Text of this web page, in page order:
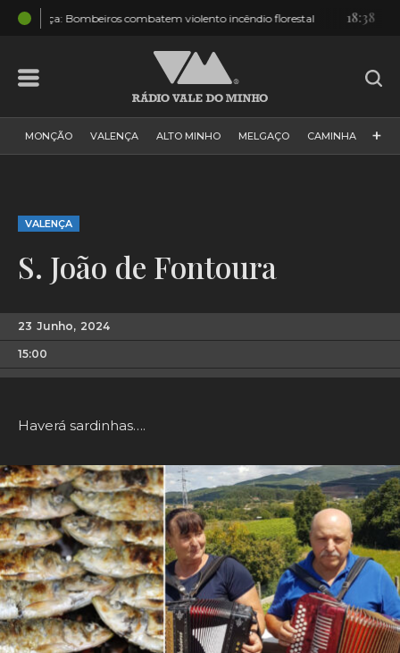
florestal 18:38 Valença: Vem aí um cortejo com o melhor de
MONÇÃO VALENÇA ALTO MINHO MELGAÇO CAMINHA
VALE DO MINHO MINHO MUNDO ESPANHA
VILA PRAIA DE ÂNCORA
+
VALENÇA
S. João de Fontoura
23 Junho, 2024
15:00
Haverá sardinhas….